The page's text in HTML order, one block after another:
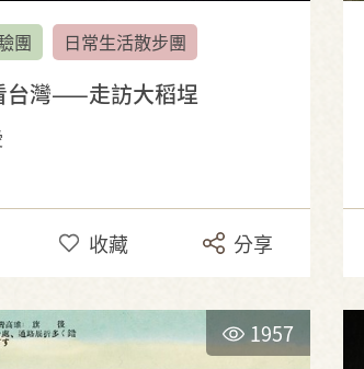
團 日常生活散步團
台灣——走訪大稻埕
收藏 分享
1957